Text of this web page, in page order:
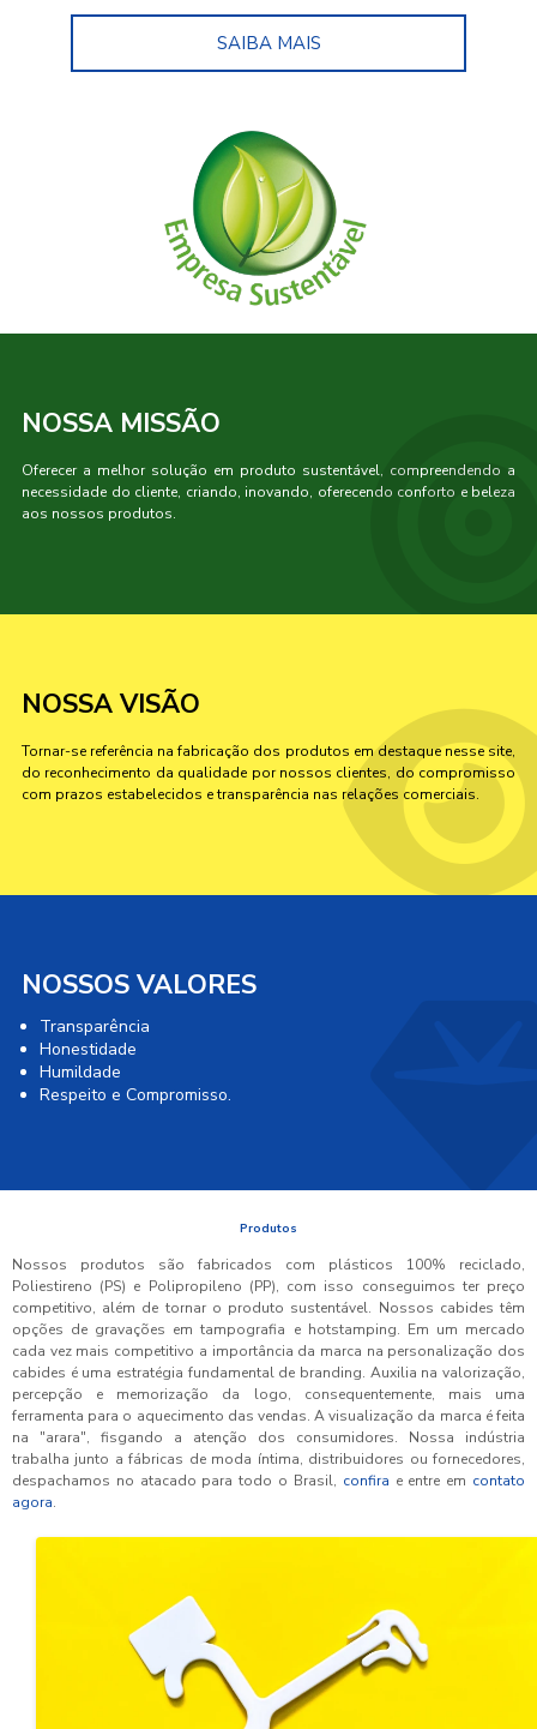
SAIBA MAIS
NOSSA MISSÃO
Oferecer a melhor solução em produto sustentável, compreendendo a
necessidade do cliente, criando, inovando, oferecendo conforto e beleza
aos nossos produtos.
NOSSA VISÃO
Tornar-se referência na fabricação dos produtos em destaque nesse site,
do reconhecimento da qualidade por nossos clientes, do compromisso
com prazos estabelecidos e transparência nas relações comerciais.
NOSSOS VALORES
Transparência
Honestidade
Humildade
Respeito e Compromisso.
Produtos
Nossos produtos são fabricados com plásticos 100% reciclado,
Poliestireno (PS) e Polipropileno (PP), com isso conseguimos ter preço
competitivo, além de tornar o produto sustentável. Nossos cabides têm
opções de gravações em tampografia e hotstamping. Em um mercado
cada vez mais competitivo a importância da marca na personalização dos
cabides é uma estratégia fundamental de branding. Auxilia na valorização,
percepção e memorização da logo, consequentemente, mais uma
ferramenta para o aquecimento das vendas. A visualização da marca é feita
na "arara", fisgando a atenção dos consumidores. Nossa indústria
trabalha junto a fábricas de moda íntima, distribuidores ou fornecedores,
despachamos no atacado para todo o Brasil, confira e entre em contato
agora.